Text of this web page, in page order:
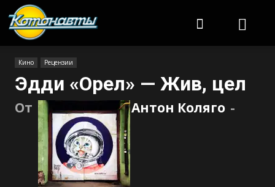
Кино Рецензии
Эдди «Орел» — Жив, цел
От Антон Коляго -